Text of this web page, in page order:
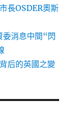
長OSDER奧斯
委消息中間“閃
后的英國之變